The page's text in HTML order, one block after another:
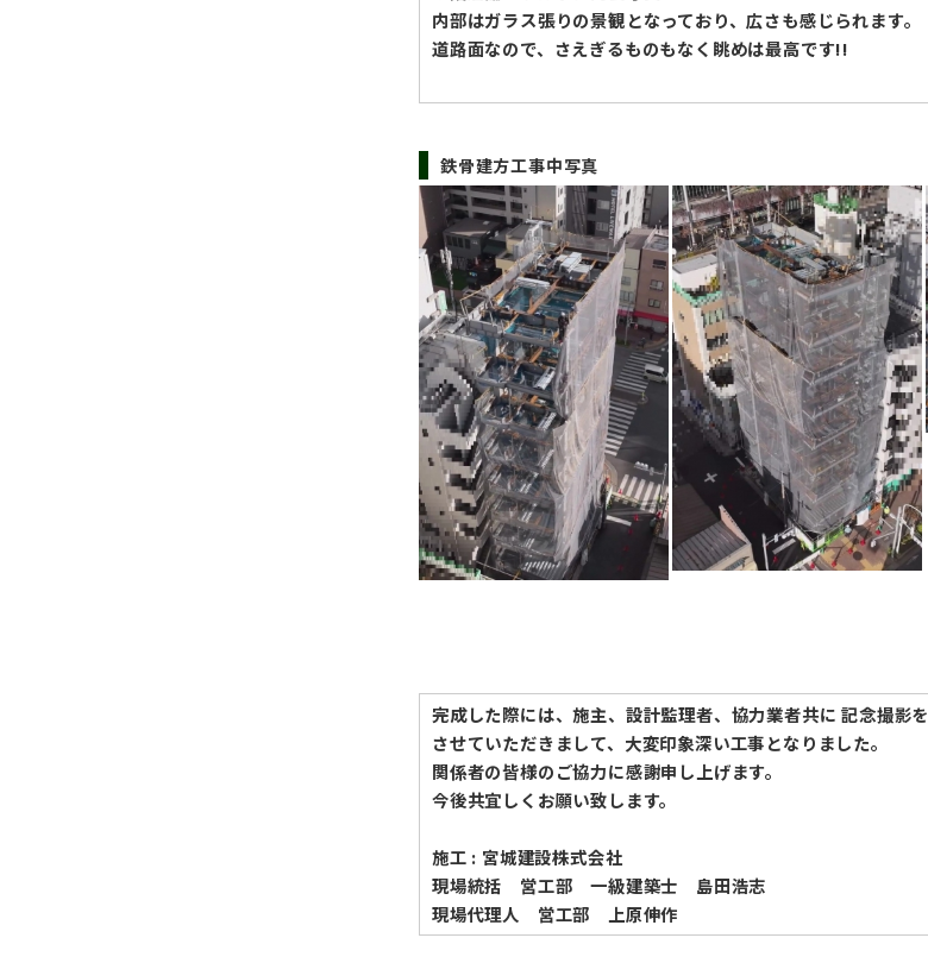
内部はガラス張りの景観となっており、広さも感じられます。
道路面なので、さえぎるものもなく眺めは最高です!!
鉄骨建方工事中写真
完成した際には、施主、設計監理者、協力業者共に 記念撮影を
させていただきまして、大変印象深い工事となりました。
関係者の皆様のご協力に感謝申し上げます。
今後共宜しくお願い致します。
施工 : 宮城建設株式会社
現場統括 営工部 一級建築士 島田浩志
現場代理人 営工部 上原伸作